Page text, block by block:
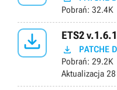
Pobrań: 32.4K
 ETS2
 PATCHE
Pobrań: 29.2K
Aktualizacja